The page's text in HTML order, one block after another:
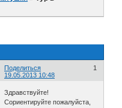
Поделиться
1
19.05.2013 10:48
Здравствуйте!
Сориентируйте пожалуйста,